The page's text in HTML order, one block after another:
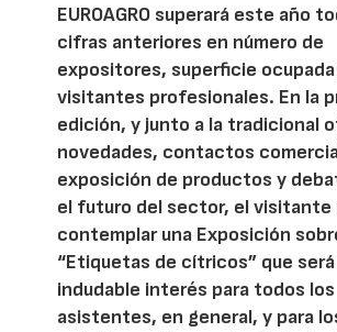
EUROAGRO superará este año
cifras anteriores en número de
expositores, superficie
visitantes profesionales. En la
edición, y junto a la tradicional
novedades, contactos
exposición de productos y
el futuro del sector, el visitante
contemplar una Exposición
“Etiquetas de cítricos” que
indudable interés para todos los
asistentes, en general, y para